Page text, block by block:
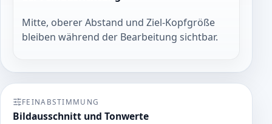
Mitte, oberer Abstand und Ziel-Kopfgröße
bleiben während der Bearbeitung sichtbar.
FEINABSTIMMUNG
Bildausschnitt und Tonwerte